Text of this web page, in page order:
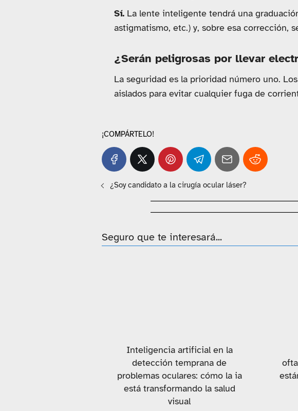
Sí. La lente inteligente tendrá una
astigmatismo, etc.) y, sobre esa corrección,
¿Serán peligrosas por llevar
La seguridad es la prioridad número uno.
aislados para evitar cualquier fuga de
¡COMPÁRTELO!
¿Soy candidato a la cirugía ocular láser?
Seguro que te interesará...
Inteligencia artificial en la
detección temprana de
problemas oculares: cómo la ia
está transformando la salud
visual